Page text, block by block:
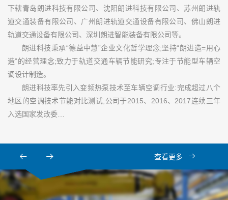
下辖青岛朗进科技有限公司、沈阳朗进科技有限公司、苏州朗进轨
道交通装备有限公司、广州朗进轨道交通设备有限公司、佛山朗进
轨道交通设备有限公司、深圳朗进智能装备有限公司等。
朗进科技秉承“德益中慧”企业文化哲学理念;坚持“朗进造=用心
造”的经营理念;致力于轨道交通车辆节能研究;专注于节能型车辆空
调设计制造。
朗进科技率先引入变频热泵技术至车辆空调行业:完成超过八个
地区的空调技术节能对比测试;公司于2015、2016、2017连续三年
入选国家发改委…
查看更多